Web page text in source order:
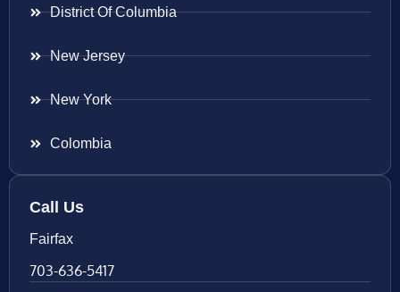
District Of Columbia
New Jersey
New York
Colombia
Call Us
Fairfax
703-636-5417